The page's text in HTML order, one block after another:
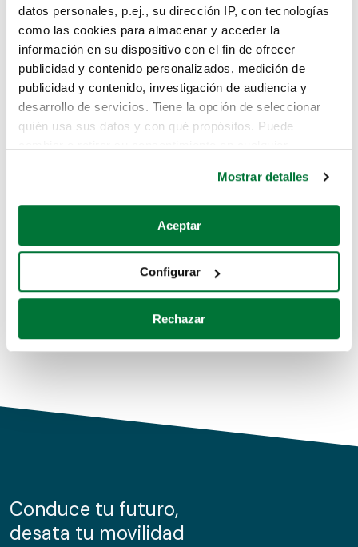
datos personales, p.ej., su dirección IP, con tecnologías
como las cookies para almacenar y acceder la
información en su dispositivo con el fin de ofrecer
publicidad y contenido personalizados, medición de
publicidad y contenido, investigación de audiencia y
desarrollo de servicios. Tiene la opción de seleccionar
quién usa sus datos y con qué propósitos. Puede
Si lo permite, también quisiéramos:
Recopilar información sobre su ubicación geográfica
Identificar su dispositivo analizándolo activamente
para buscar características específicas (huellas
Obtenga más información sobre cómo se procesan sus
de cookies.
información sobre el uso que haga del sitio web con
nuestros partners de redes sociales, publicidad y análisis
Mostrar detalles
Aceptar
Configurar
Rechazar
Lo sentimos, no sabemos como
te hemos traido hasta aquí.
Pero puedes encontrar el coche que estás
buscando en alguno de estos enlaces:
Coches de segunda mano
Coches de km0
Conduce tu futuro,
desata tu movilidad